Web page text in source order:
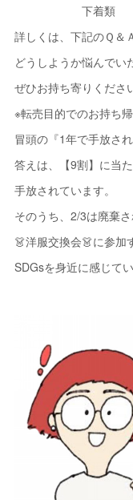
下着類
詳しくは、下記のＱ＆
どうしようか悩んでい
ぜひお持ち寄りくださ
※転売目的でのお持ち
冒頭の『1年で手放さ
答えは、【9割】に当
手放されています。
そのうち、2/3は廃棄さ
👗洋服交換会👗に参加
SDGsを身近に感じて